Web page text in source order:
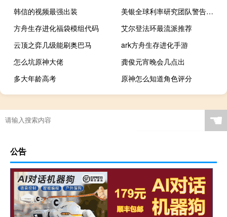
韩信的视频最强出装
美银全球利率研究团队警告：全球债市面临挑战上调年底两年期美债收益率预期50个基点
方舟生存进化福袋模组代码
艾尔登法环最流派推荐
云顶之弈几级能刷奥巴马
ark方舟生存进化手游
怎么坑原神大佬
龚俊元宵晚会几点出
多大年龄高考
原神怎么知道角色评分
☚
公告